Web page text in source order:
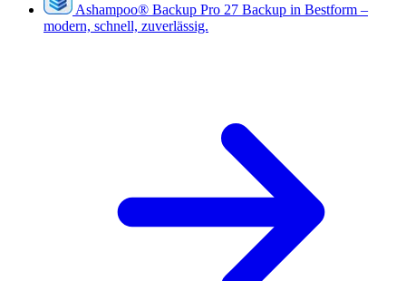
Ashampoo® Backup Pro 27 Backup in Bestform –
modern, schnell, zuverlässig.